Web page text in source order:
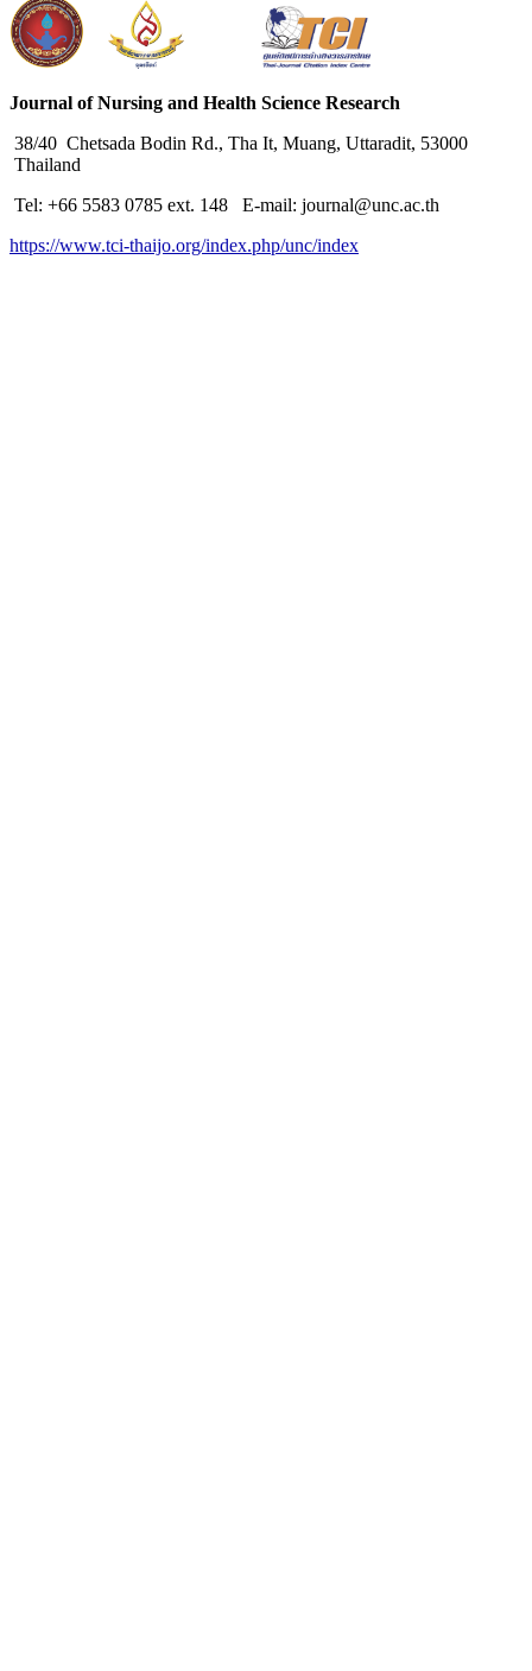
Journal of Nursing and Health Science Research
38/40 Chetsada Bodin Rd., Tha It, Muang, Uttaradit, 53000
Thailand
Tel: +66 5583 0785 ext. 148 E-mail: journal@unc.ac.th
https://www.tci-thaijo.org/index.php/unc/index